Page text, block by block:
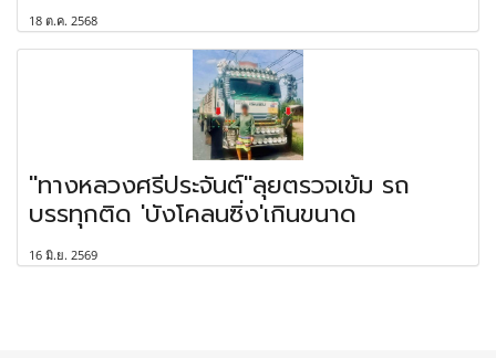
18 ต.ค. 2568
"ทางหลวงศรีประจันต์"ลุยตรวจเข้ม รถ
บรรทุกติด 'บังโคลนซิ่ง'เกินขนาด
16 มิ.ย. 2569